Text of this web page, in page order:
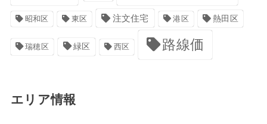
昭和区 東区 注文住宅 港区 熱田区
瑞穂区 緑区 西区 路線価
エリア情報